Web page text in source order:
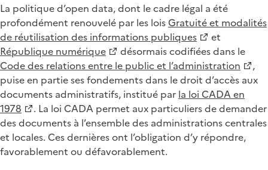
La politique d’open data, dont le cadre légal a été
profondément renouvelé par les loisGratuité et modalités
de réutilisation des informations publiques
et
République numérique
désormais codifiées dans le
Code des relations entre le public et l’administration
,
puise en partie ses fondements dans le droit d’accès aux
documents administratifs, institué par la loi CADA en
1978
. La loi CADA permet aux particuliers de demander
des documents à l’ensemble des administrations centrales
et locales. Ces dernières ont l’obligation d’y répondre,
favorablement ou défavorablement.